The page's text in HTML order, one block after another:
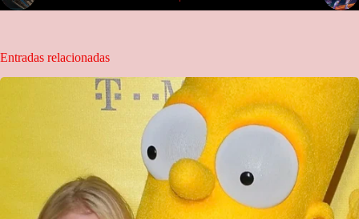
Entradas relacionadas